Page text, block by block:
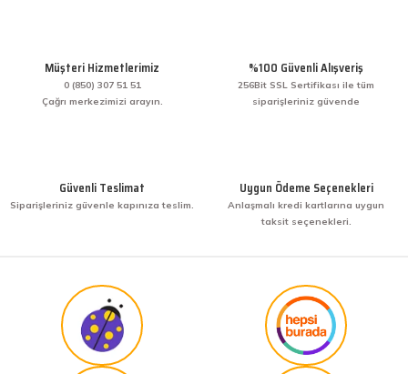
Müşteri Hizmetlerimiz
0 (850) 307 51 51
Çağrı merkezimizi arayın.
%100 Güvenli Alışveriş
256Bit SSL Sertifikası ile tüm
siparişleriniz güvende
Güvenli Teslimat
Siparişleriniz güvenle kapınıza teslim.
Uygun Ödeme Seçenekleri
Anlaşmalı kredi kartlarına uygun
taksit seçenekleri.